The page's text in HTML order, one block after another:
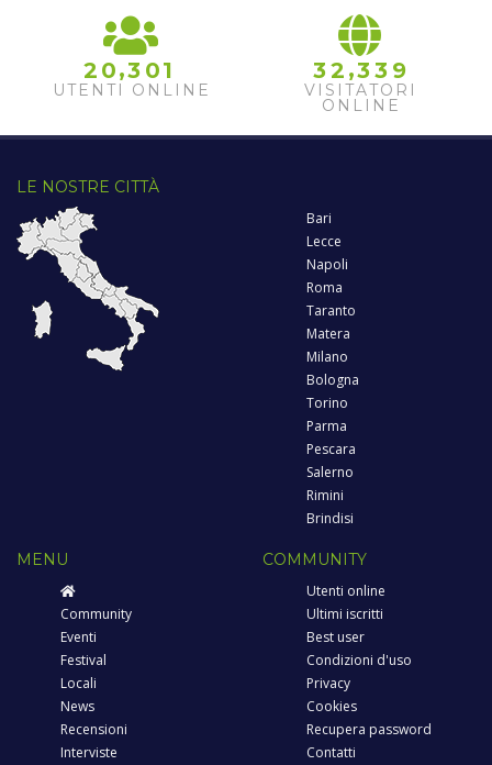
2 0,3 01
UTENTI ONLINE
32 ,33 9
VISITATORI
ONLINE
LE NOSTRE CITTÀ
Bari
Lecce
Napoli
Roma
Taranto
Matera
Milano
Bologna
Torino
Parma
Pescara
Salerno
Rimini
Brindisi
MENU
Community
Eventi
Festival
Locali
News
Recensioni
Interviste
COMMUNITY
Utenti online
Ultimi iscritti
Best user
Condizioni d'uso
Privacy
Cookies
Recupera password
Contatti